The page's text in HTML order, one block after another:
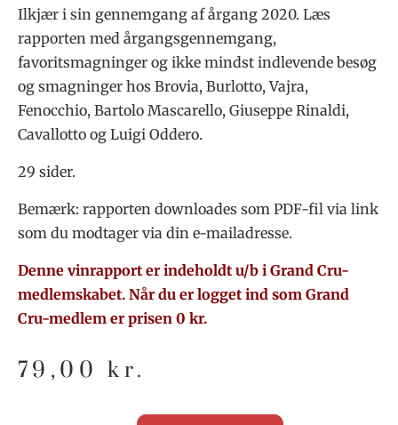
Ilkjær i sin gennemgang af årgang 2020. Læs
rapporten med årgangsgennemgang,
favoritsmagninger og ikke mindst indlevende besøg
og smagninger hos Brovia, Burlotto, Vajra,
Fenocchio, Bartolo Mascarello, Giuseppe Rinaldi,
Cavallotto og Luigi Oddero.
29 sider.
Bemærk: rapporten downloades som PDF-fil via link
som du modtager via din e-mailadresse.
Denne vinrapport er indeholdt u/b i Grand Cru-
medlemskabet. Når du er logget ind som Grand
Cru-medlem er prisen 0 kr.
79,00kr.